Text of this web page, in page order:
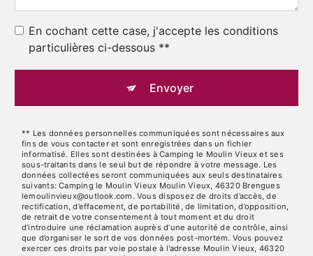
En cochant cette case, j'accepte les conditions
particulières ci-dessous **
Envoyer
** Les données personnelles communiquées sont nécessaires aux
fins de vous contacter et sont enregistrées dans un fichier
informatisé. Elles sont destinées à Camping le Moulin Vieux et ses
sous-traitants dans le seul but de répondre à votre message. Les
données collectées seront communiquées aux seuls destinataires
suivants: Camping le Moulin Vieux Moulin Vieux, 46320 Brengues
lemoulinvieux@outlook.com. Vous disposez de droits d’accès, de
rectification, d’effacement, de portabilité, de limitation, d’opposition,
de retrait de votre consentement à tout moment et du droit
d’introduire une réclamation auprès d’une autorité de contrôle, ainsi
que d’organiser le sort de vos données post-mortem. Vous pouvez
exercer ces droits par voie postale à l'adresse Moulin Vieux, 46320